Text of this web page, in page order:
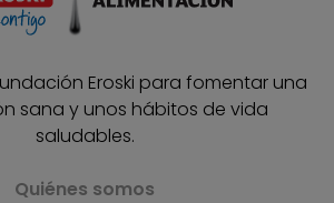
Eroski para fomentar una
sana y unos hábitos de vida
saludables.
Quiénes somos